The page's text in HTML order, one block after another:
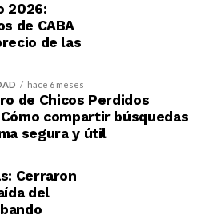
2026:
de CABA
de las
hace 6 meses
de Chicos Perdidos
Cómo compartir búsquedas
segura y útil
Cerraron
del